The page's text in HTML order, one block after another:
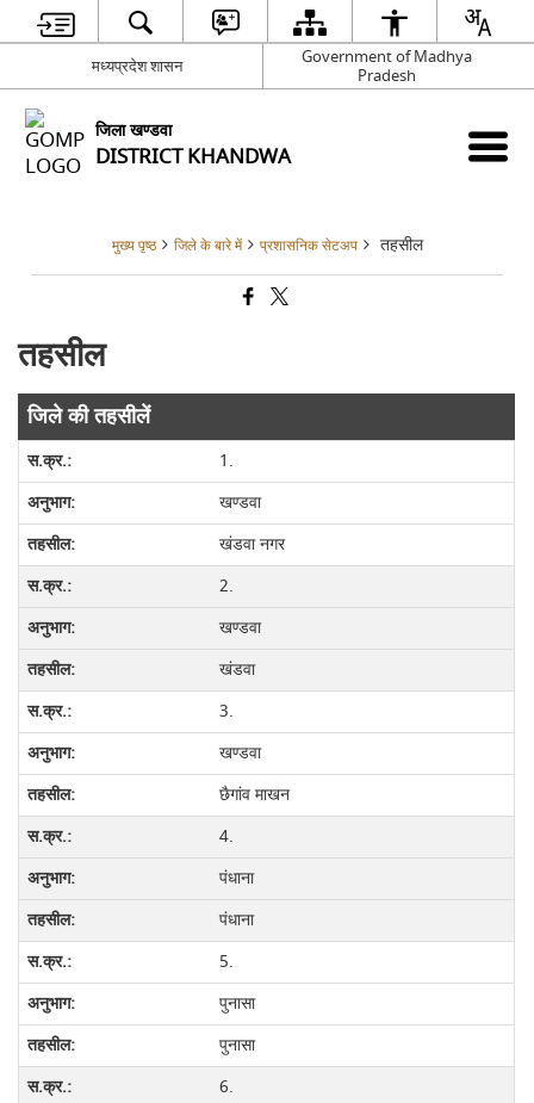
मध्‍यप्रदेश शासन
Government of Madhya
Pradesh
जिला खण्‍डवा
DISTRICT KHANDWA
मुख्य पृष्ठ जिले के बारे में प्रशासनिक सेटअप तहसील
तहसील
जिले की तहसीलें
1.
खण्डवा
खंडवा नगर
2.
खण्डवा
खंडवा
3.
खण्डवा
छैगांव माखन
4.
पंधाना
पंधाना
5.
पुनासा
पुनासा
6.